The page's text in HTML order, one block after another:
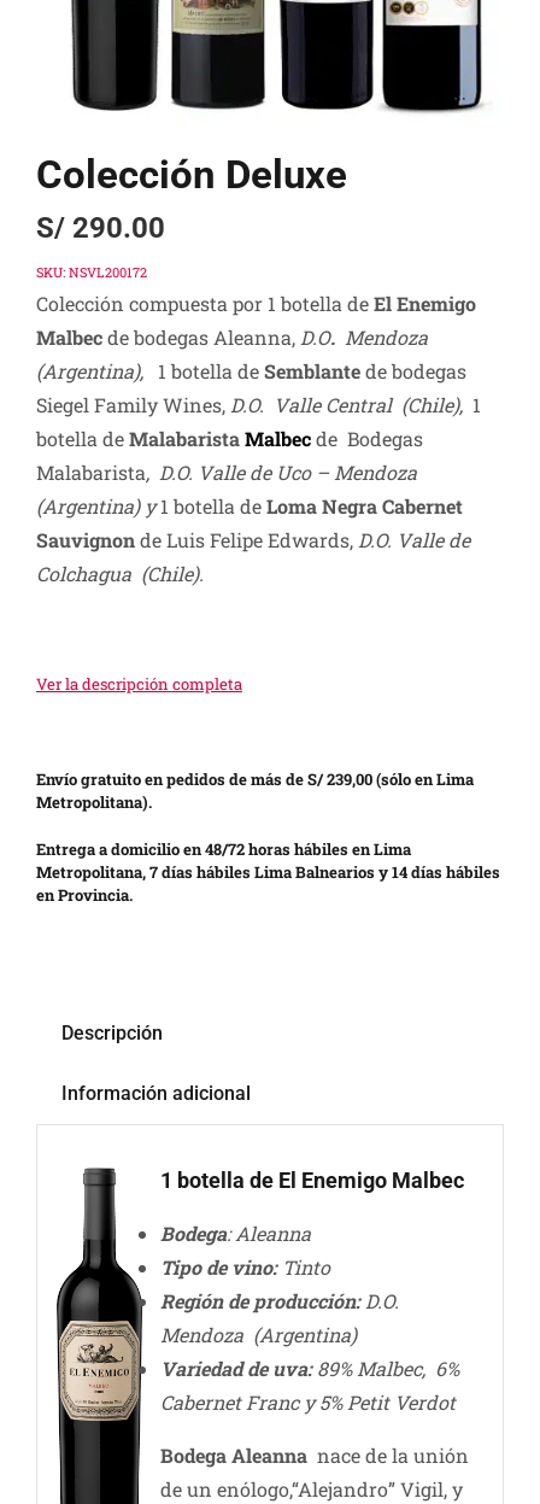
Colección Deluxe
S/290.00
SKU: NSVL200172
Colección compuesta por 1 botella deEl Enemigo
Malbecde bodegas Aleanna, D.O. Mendoza
(Argentina),
1 botella deSemblantede bodegas
Siegel Family Wines, D.O. Valle Central (Chile), 1
botella deMalabaristaMalbecde Bodegas
Malabarista, D.O. Valle de Uco – Mendoza
(Argentina) y1 botella deLoma Negra Cabernet
Sauvignonde Luis Felipe Edwards, D.O. Valle de
Colchagua (Chile).
Ver la descripción completa
Envío gratuito en pedidos de más de S/ 239,00 (sólo en Lima
Metropolitana).
Entrega a domicilio en 48/72 horas hábiles en Lima
Metropolitana, 7 días hábiles Lima Balnearios y 14 días hábiles
en Provincia.
Descripción
Información adicional
1 botella de El Enemigo Malbec
Bodega: Aleanna
Tipo de vino:Tinto
Región de producción:D.O.
Mendoza (Argentina)
Variedad de uva:89% Malbec, 6%
Cabernet Franc y 5% Petit Verdot
Bodega Aleannanace de la unión
de un enólogo,“Alejandro” Vigil, y